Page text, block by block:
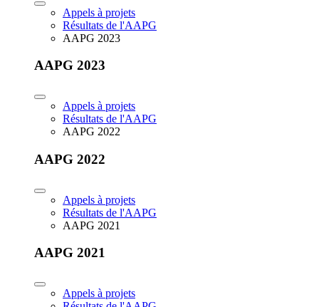
Appels à projets
Résultats de l'AAPG
AAPG 2023
AAPG 2023
Appels à projets
Résultats de l'AAPG
AAPG 2022
AAPG 2022
Appels à projets
Résultats de l'AAPG
AAPG 2021
AAPG 2021
Appels à projets